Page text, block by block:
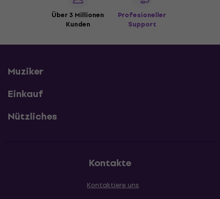
Über 3 Millionen
Kunden
Profesioneller
Support
Muziker
Einkauf
Nützliches
Kontakte
Kontaktiere uns